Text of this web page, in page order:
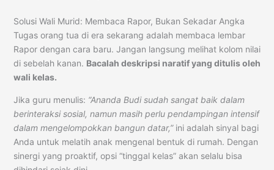
Solusi Wali Murid: Membaca Rapor, Bukan Sekadar Angka
Tugas orang tua di era sekarang adalah membaca lembar
Rapor dengan cara baru. Jangan langsung melihat kolom nilai
di sebelah kanan. Bacalah deskripsi naratif yang ditulis oleh
wali kelas.
Jika guru menulis: “Ananda Budi sudah sangat baik dalam
berinteraksi sosial, namun masih perlu pendampingan intensif
dalam mengelompokkan bangun datar,”ini adalah sinyal bagi
Anda untuk melatih anak mengenal bentuk di rumah. Dengan
sinergi yang proaktif, opsi “tinggal kelas” akan selalu bisa